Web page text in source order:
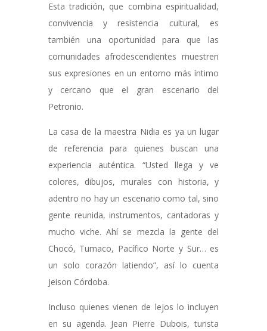
Esta tradición, que combina espiritualidad,
convivencia y resistencia cultural, es
también una oportunidad para que las
comunidades afrodescendientes muestren
sus expresiones en un entorno más íntimo
y cercano que el gran escenario del
Petronio.
La casa de la maestra Nidia es ya un lugar
de referencia para quienes buscan una
experiencia auténtica. “Usted llega y ve
colores, dibujos, murales con historia, y
adentro no hay un escenario como tal, sino
gente reunida, instrumentos, cantadoras y
mucho viche. Ahí se mezcla la gente del
Chocó, Tumaco, Pacífico Norte y Sur… es
un solo corazón latiendo”, así lo cuenta
Jeison Córdoba.
Incluso quienes vienen de lejos lo incluyen
en su agenda. Jean Pierre Dubois, turista